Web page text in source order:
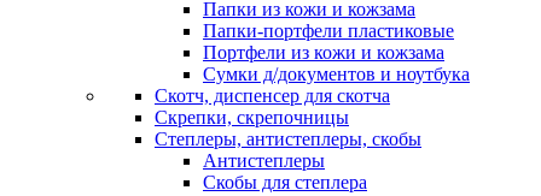
Папки из кожи и кожзама
Папки-портфели пластиковые
Портфели из кожи и кожзама
Сумки д/документов и ноутбука
Скотч, диспенсер для скотча
Скрепки, скрепочницы
Степлеры, антистеплеры, скобы
Антистеплеры
Скобы для степлера